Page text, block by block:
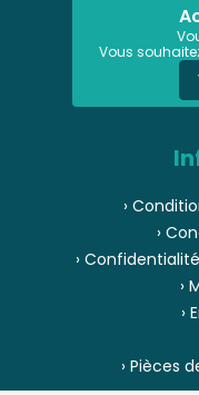
Vous
›
›
›
›
›
› Pièces